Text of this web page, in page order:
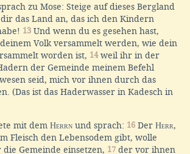
zu Mose: Steige auf dieses Bergland
das Land an, das ich den Kindern
13 Und wenn du es gesehen hast,
Volk versammelt werden, wie dein
worden ist, 14weil ihr in der
der Gemeinde meinem Befehl
seid, mich vor ihnen durch das
(Das ist das Haderwasser in Kadesch in
mit dem Herrn und sprach: 16 Der Herr,
Fleisch den Lebensodem gibt, wolle
Gemeinde einsetzen, 17 der vor ihnen